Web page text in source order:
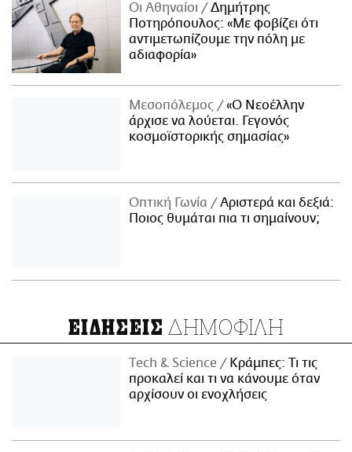
Οι Αθηναίοι
Δημήτρης
Ποτηρόπουλος: «Με φοβίζει ότι
αντιμετωπίζουμε την πόλη με
αδιαφορία»
Μεσοπόλεμος
«Ο Νεοέλλην
άρχισε να λούεται. Γεγονός
κοσμοϊστορικής σημασίας»
Οπτική Γωνία
Αριστερά και δεξιά:
Ποιος θυμάται πια τι σημαίνουν;
ΕΙΔΗΣΕΙΣ ΔΗΜΟΦΙΛΗ
Τech & Science
Κράμπες: Τι τις
προκαλεί και τι να κάνουμε όταν
αρχίσουν οι ενοχλήσεις